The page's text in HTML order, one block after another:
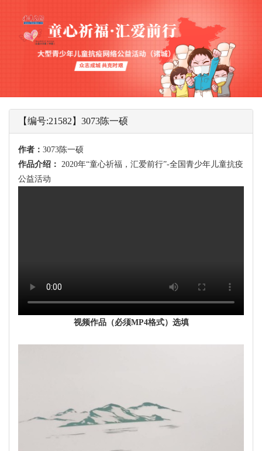
【编号:21582】3073陈一硕
作者： 3073陈一硕
作品介绍：
2020年“童心祈福，汇爱前行”-全国青少年儿童抗疫
公益活动
视频作品（必须MP4格式）选填